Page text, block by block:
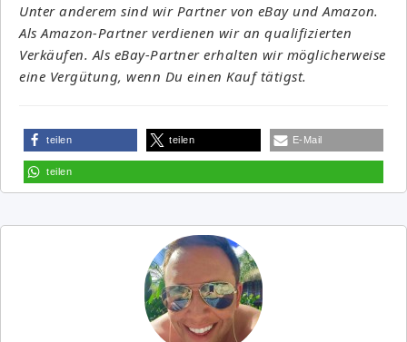
Unter anderem sind wir Partner von eBay und Amazon.
Als Amazon-Partner verdienen wir an qualifizierten
Verkäufen. Als eBay-Partner erhalten wir möglicherweise
eine Vergütung, wenn Du einen Kauf tätigst.
teilen teilen E-Mail
teilen